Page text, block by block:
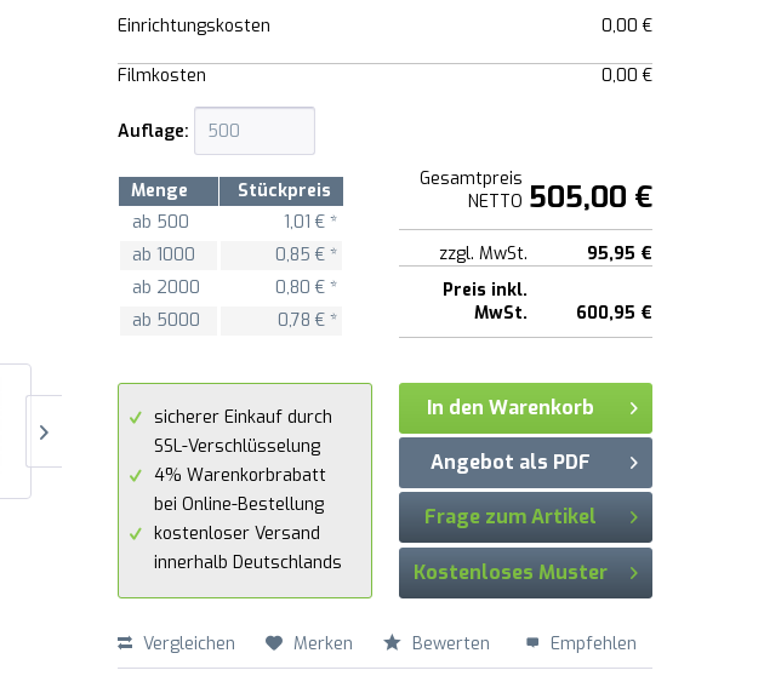
Einrichtungskosten 0,00 €
Filmkosten 0,00 €
Auflage:
Menge
Stückpreis
ab 500
1,01 € *
ab1000
0,85 € *
ab 2000
0,80 € *
ab 5000 0,78 € *
Gesamtpreis
NETTO 505,00 €
zzgl. MwSt.
95,95 €
Preis inkl.
MwSt.
600,95 €
sicherer Einkauf durch
SSL-Verschlüsselung
4% Warenkorbrabatt
bei Online-Bestellung
kostenloser Versand
innerhalb Deutschlands
In den Warenkorb
Angebot als PDF
Frage zum Artikel
Kostenloses Muster
Vergleichen Merken Bewerten Empfehlen